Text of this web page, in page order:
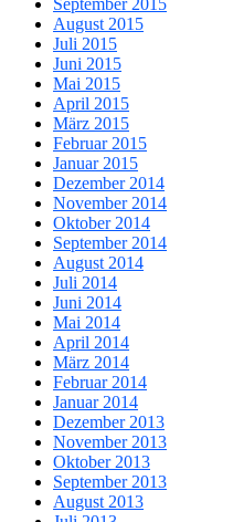
August 2015
Juli 2015
Juni 2015
Mai 2015
April 2015
März 2015
Februar 2015
Januar 2015
Dezember 2014
November 2014
Oktober 2014
September 2014
August 2014
Juli 2014
Juni 2014
Mai 2014
April 2014
März 2014
Februar 2014
Januar 2014
Dezember 2013
November 2013
Oktober 2013
September 2013
August 2013